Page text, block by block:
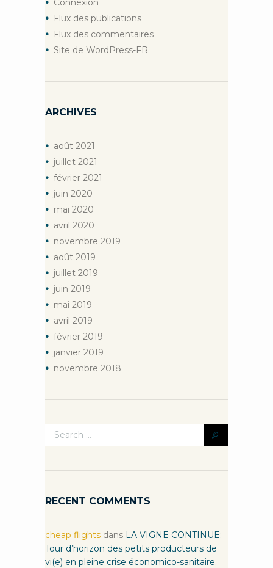
Connexion
Flux des publications
Flux des commentaires
Site de WordPress-FR
ARCHIVES
août 2021
juillet 2021
février 2021
juin 2020
mai 2020
avril 2020
novembre 2019
août 2019
juillet 2019
juin 2019
mai 2019
avril 2019
février 2019
janvier 2019
novembre 2018
RECENT COMMENTS
cheap flights dans LA VIGNE CONTINUE:
Tour d’horizon des petits producteurs de
vi(e) en pleine crise économico-sanitaire.